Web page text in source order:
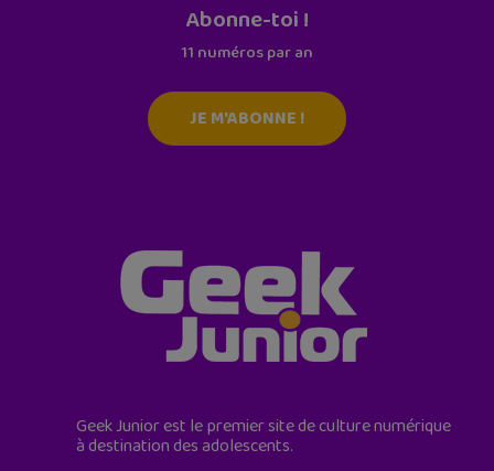
Abonne-toi !
11 numéros par an
JE M'ABONNE !
Geek Junior est le premier site de culture numérique
à destination des adolescents.